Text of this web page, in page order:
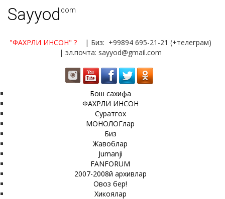
Sayyod.com
"ФАХРЛИ ИНСОН" ?
| Биз: +99894 695-21-21 (+телеграм)
| эл.почта: sayyod@gmail.com
Бош сахифа
ФАХРЛИ ИНСОН
Суратгох
МОНОЛОГлар
Биз
Жавоблар
Jumanji
FANFORUM
2007-2008й архивлар
Овоз бер!
Хикоялар